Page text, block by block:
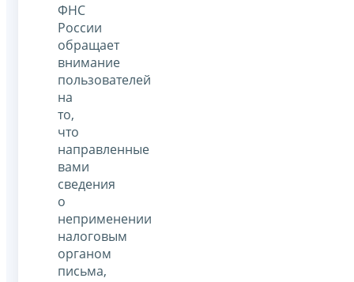
ФНС
России
обращает
внимание
пользователей
на
то,
что
направленные
вами
сведения
о
неприменении
налоговым
органом
письма,